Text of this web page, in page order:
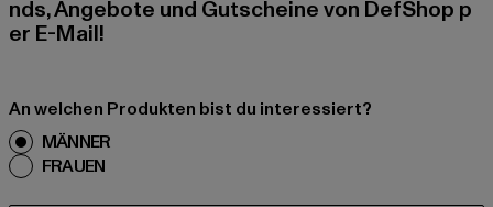
nds, Angebote und Gutscheine von DefShop p
er E-Mail!
An welchen Produkten bist du interessiert?
MÄNNER
FRAUEN